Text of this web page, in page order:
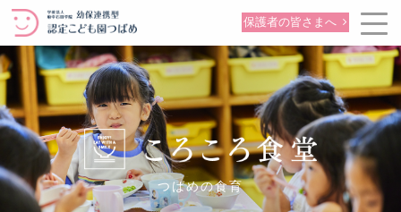
保護者の皆さまへ
つばめの食育